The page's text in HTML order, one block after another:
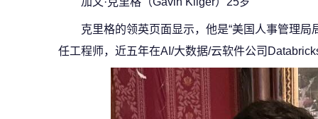
克里格的领英页面显示，他是“美国人事管理
任工程师，近五年在AI/大数据/云软件公司